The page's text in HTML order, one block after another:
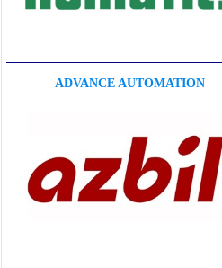
ADVANCE AUTOMATION